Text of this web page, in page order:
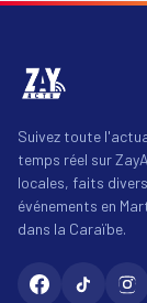
Suivez toute
temps réel sur
locales, faits
événements en
dans la Caraïbe.